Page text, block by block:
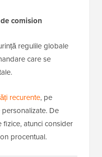
comision
regulile globale
care se
recurente, pe
De
atunci consider
procentual.